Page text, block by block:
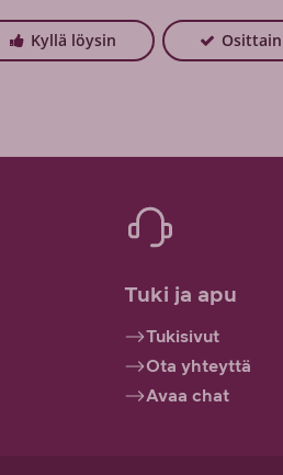
Kyllä löysin Osittain
Tuki ja apu
Tukisivut
Ota yhteyttä
Avaa chat